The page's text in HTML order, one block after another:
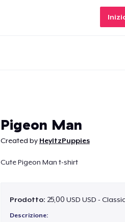
Pigeon Man
Created by HeyItzPuppies
Cute Pigeon Man t-shirt
Prodotto: 25,00 USD USD -
Descrizione: